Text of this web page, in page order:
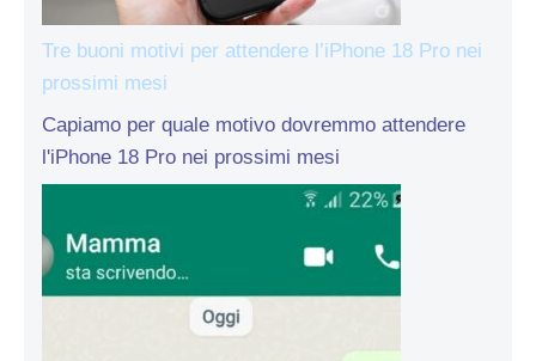
Tre buoni motivi per attendere l’iPhone 18 Pro nei
prossimi mesi
Capiamo per quale motivo dovremmo attendere
l'iPhone 18 Pro nei prossimi mesi